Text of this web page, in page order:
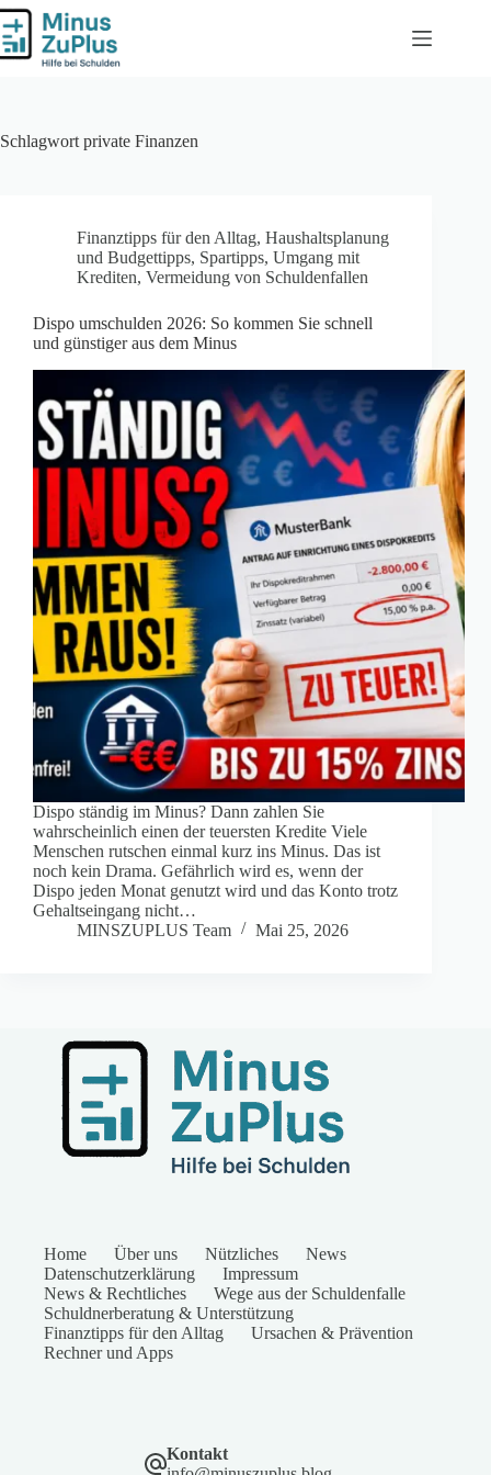
Zum
Inhalt
springen
Schlagwort private Finanzen
Finanztipps für den Alltag, Haushaltsplanung
und Budgettipps, Spartipps, Umgang mit
Krediten, Vermeidung von Schuldenfallen
Dispo umschulden 2026: So kommen Sie schnell
und günstiger aus dem Minus
Dispo ständig im Minus? Dann zahlen Sie
wahrscheinlich einen der teuersten Kredite Viele
Menschen rutschen einmal kurz ins Minus. Das ist
noch kein Drama. Gefährlich wird es, wenn der
Dispo jeden Monat genutzt wird und das Konto trotz
Gehaltseingang nicht…
MINSZUPLUS Team
Mai 25, 2026
Home Über uns Nützliches
News
Datenschutzerklärung
Impressum
News & Rechtliches
Wege aus der Schuldenfalle
Schuldnerberatung & Unterstützung
Finanztipps für den Alltag
Ursachen & Prävention
Rechner und Apps
Kontakt